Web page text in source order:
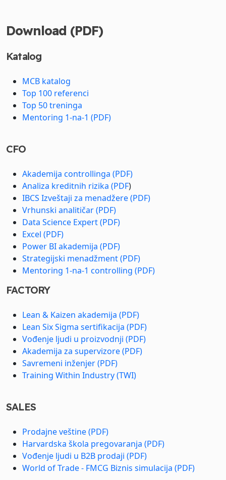
Download (PDF)
Katalog
MCB katalog
Top 100 referenci
Top 50 treninga
Mentoring 1-na-1 (PDF)
CFO
Akademija controllinga (PDF)
Analiza kreditnih rizika (PDF)
IBCS Izveštaji za menadžere (PDF)
Vrhunski analitičar (PDF)
Data Science Expert (PDF)
Excel (PDF)
Power BI akademija (PDF)
Strategijski menadžment (PDF)
Mentoring 1-na-1 controlling (PDF)
FACTORY
Lean & Kaizen akademija (PDF)
Lean Six Sigma sertifikacija (PDF)
Vođenje ljudi u proizvodnji (PDF)
Akademija za supervizore (PDF)
Savremeni inženjer (PDF)
Training Within Industry (TWI)
SALES
Prodajne veštine (PDF)
Harvardska škola pregovaranja (PDF)
Vođenje ljudi u B2B prodaji (PDF)
World of Trade - FMCG Biznis simulacija (PDF)